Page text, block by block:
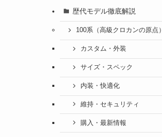
歴代モデル徹底解説
100系（高級クロカンの原点）
カスタム・外装
サイズ・スペック
内装・快適化
維持・セキュリティ
購入・最新情報